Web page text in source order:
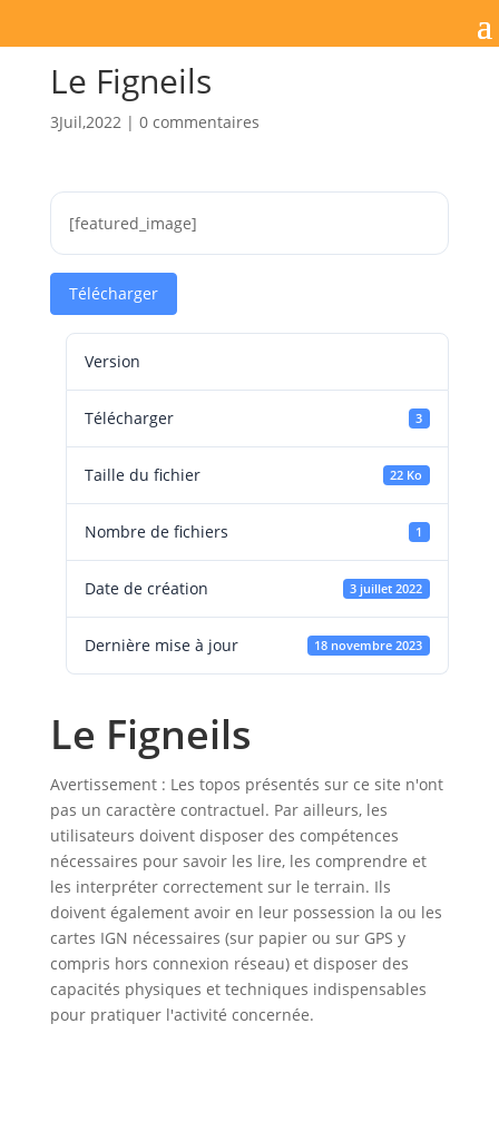
Le Figneils
3Juil,2022| 0 commentaires
[featured_image]
Télécharger
Version
Télécharger 3
Taille du fichier 22 Ko
Nombre de fichiers 1
Date de création 3 juillet 2022
Dernière mise à jour 18 novembre 2023
Le Figneils
Avertissement : Les topos présentés sur ce site n'ont
pas un caractère contractuel. Par ailleurs, les
utilisateurs doivent disposer des compétences
nécessaires pour savoir les lire, les comprendre et
les interpréter correctement sur le terrain. Ils
doivent également avoir en leur possession la ou les
cartes IGN nécessaires (sur papier ou sur GPS y
compris hors connexion réseau) et disposer des
capacités physiques et techniques indispensables
pour pratiquer l'activité concernée.